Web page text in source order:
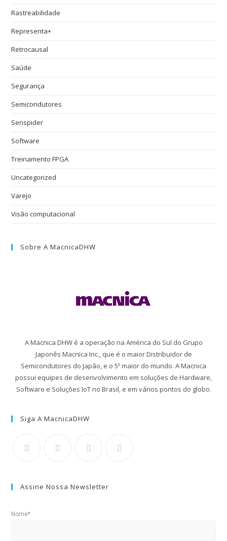
Rastreabilidade
Representa+
Retrocausal
Saúde
Segurança
Semicondutores
Senspider
Software
Treinamento FPGA
Uncategorized
Varejo
Visão computacional
Sobre A MacnicaDHW
A Macnica DHW é a operação na América do Sul do Grupo
Japonês Macnica Inc., que é o maior Distribuidor de
Semicondutores do Japão, e o 5º maior do mundo. A Macnica
possui equipes de desenvolvimento em soluções de Hardware,
Software e Soluções IoT no Brasil, e em vários pontos do globo.
Siga A MacnicaDHW
Assine Nossa Newsletter
Nome*